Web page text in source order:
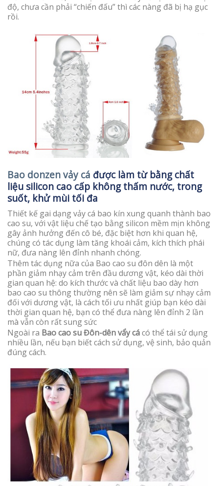
độ, chưa cần phải “chiến đấu” thì các nàng đã bị hạ gục
rồi.
Bao donzen vảy cá được làm từ bằng chất
liệu silicon cao cấp không thấm nước, trong
suốt, khử mùi tối đa
Thiết kế gai dạng vảy cá bao kín xung quanh thành bao
cao su, với vật liệu chế tạo bằng silicon mềm mịn không
gây ảnh hưởng đến cô bé, đặc biệt hơn khi quan hệ,
chúng có tác dụng làm tăng khoái cảm, kích thích phái
nữ, đưa nàng lên đỉnh nhanh chóng.
Thêm tác dụng nữa của Bao cao su đôn dên là một
phần giảm nhạy cảm trên đầu dương vật, kéo dài thời
gian quan hệ: do kích thước và chất liệu bao dày hơn
bao cao su thông thường nên sẽ làm giảm sự nhạy cảm
đối với dương vật, là cách tối ưu nhất giúp bạn kéo dài
thời gian quan hệ, bạn có thể đưa nàng lên đỉnh 2 lần
mà vẫn còn rất sung sức
Ngoài ra Bao cao su Đôn-dên vẩy cácó thể tái sử dụng
nhiều lần, nếu bạn biết cách sử dụng, vệ sinh, bảo quản
đúng cách.